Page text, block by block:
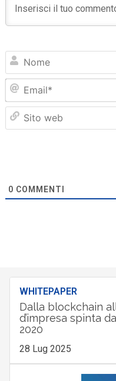
0 COMMENTI
WHITEPAPER
Dalla blockchain
d’impresa spinta
2020
28 Lug 2025